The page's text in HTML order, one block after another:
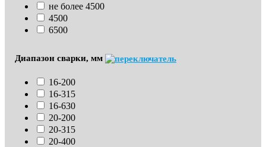
не более 4500
4500
6500
Диапазон сварки, мм
16-200
16-315
16-630
20-200
20-315
20-400